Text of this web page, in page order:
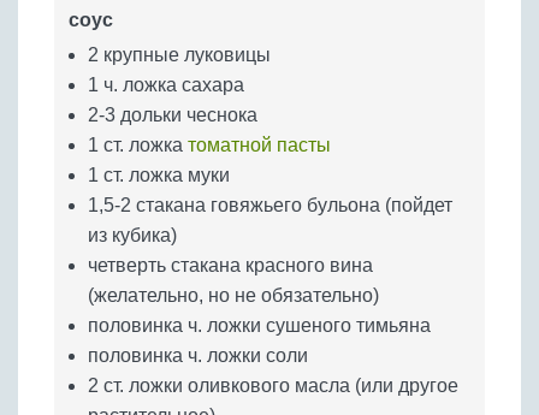
соус
2 крупные луковицы
1 ч. ложка сахара
2-3 дольки чеснока
1 ст. ложка томатной пасты
1 ст. ложка муки
1,5-2 стакана говяжьего бульона (пойдет
из кубика)
четверть стакана красного вина
(желательно, но не обязательно)
половинка ч. ложки сушеного тимьяна
половинка ч. ложки соли
2 ст. ложки оливкового масла (или другое